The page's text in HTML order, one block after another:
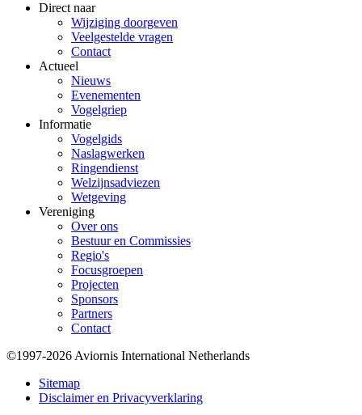
Direct naar
Wijziging doorgeven
Veelgestelde vragen
Contact
Actueel
Nieuws
Evenementen
Vogelgriep
Informatie
Vogelgids
Naslagwerken
Ringendienst
Welzijnsadviezen
Wetgeving
Vereniging
Over ons
Bestuur en Commissies
Regio's
Focusgroepen
Projecten
Sponsors
Partners
Contact
Bottom
©1997-2026 Aviornis International Netherlands
Sitemap
Disclaimer en Privacyverklaring